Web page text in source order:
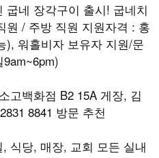
네 장각구이 출시! 굽네치
원 / 주방 직원 지원자격 : 홍
), 워홀비자 보유자 지원/문
고백화점 B2 15A 게장, 김
8841 방문 추천
식당, 매장, 교회 모든 실내